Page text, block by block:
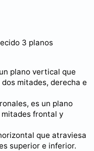
3 planos
plano vertical que
mitades, derecha e
es un plano
frontal y
que atraviesa
superior e inferior.